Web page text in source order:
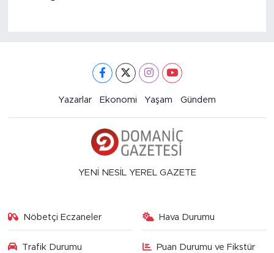
Yazarlar Ekonomi Yaşam Gündem
YENİ NESİL YEREL GAZETE
Nöbetçi Eczaneler Hava Durumu
Trafik Durumu Puan Durumu ve Fikstür